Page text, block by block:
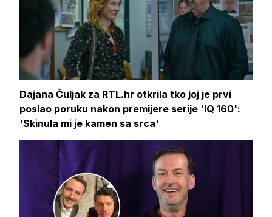
Dajana Čuljak za RTL.hr otkrila tko joj je prvi
poslao poruku nakon premijere serije 'IQ 160':
'Skinula mi je kamen sa srca'